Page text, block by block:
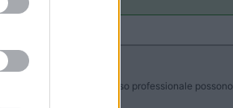
uso diportistico. Ad uso professionale possono